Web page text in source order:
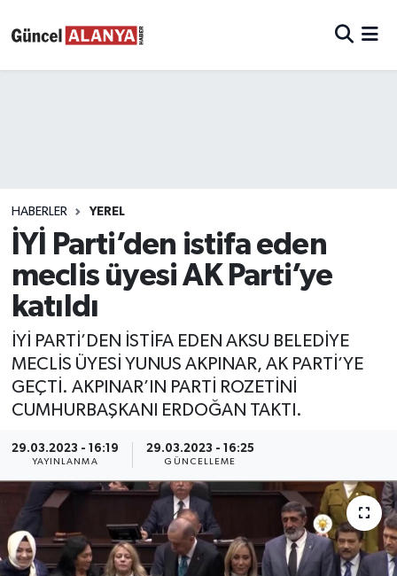
HABERLER YEREL
İYİ Parti’den istifa eden
meclis üyesi AK Parti’ye
katıldı
İYİ PARTİ’DEN İSTİFA EDEN AKSU BELEDİYE
MECLİS ÜYESİ YUNUS AKPINAR, AK PARTİ’YE
GEÇTİ. AKPINAR’IN PARTİ ROZETİNİ
CUMHURBAŞKANI ERDOĞAN TAKTI.
29.03.2023 - 16:19
YAYINLANMA
29.03.2023 - 16:25
GÜNCELLEME